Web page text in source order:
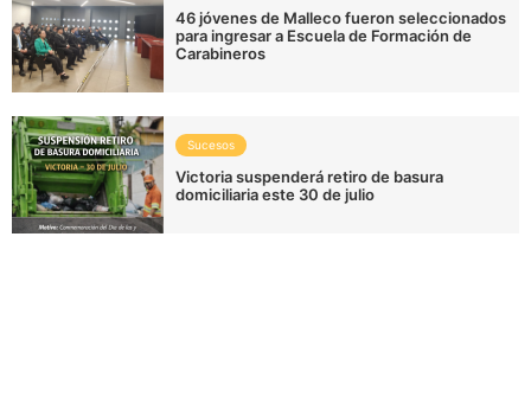
46 jóvenes de Malleco fueron seleccionados
para ingresar a Escuela de Formación de
Carabineros
Sucesos
Victoria suspenderá retiro de basura
domiciliaria este 30 de julio